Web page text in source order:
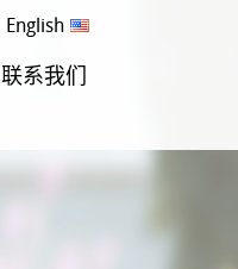
English
联系我们